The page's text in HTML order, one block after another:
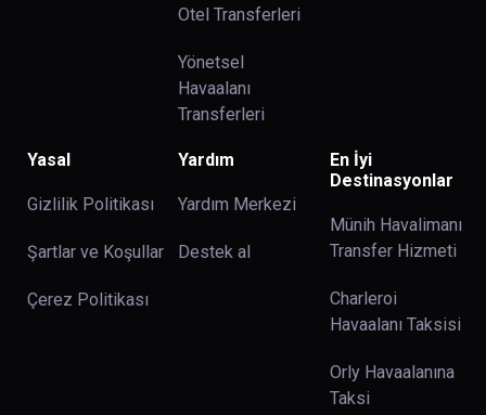
Otel Transferleri
Yönetsel
Havaalanı
Transferleri
Yasal
Gizlilik Politikası
Şartlar ve Koşullar
Çerez Politikası
Yardım
Yardım Merkezi
Destek al
En İyi
Destinasyonlar
Münih Havalimanı
Transfer Hizmeti
Charleroi
Havaalanı Taksisi
Orly Havaalanına
Taksi